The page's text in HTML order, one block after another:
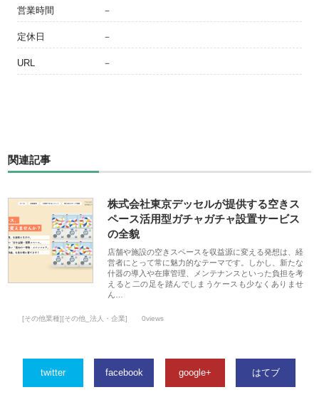
営業時間 －
定休日 －
URL －
関連記事
株式会社東京デッセルが提供する空きス
ペース活用型ガチャガチャ設置サービス
の全貌
店舗や施設の空きスペースを収益源に変える発想は、経
営者にとって常に魅力的なテーマです。しかし、新たな
什器の導入や在庫管理、メンテナンスといった負担を考
えると二の足を踏んでしまうケースも少なくありませ
ん…
[その他業種][その他_法人・企業] 0views
twitter facebook google+ はてブ